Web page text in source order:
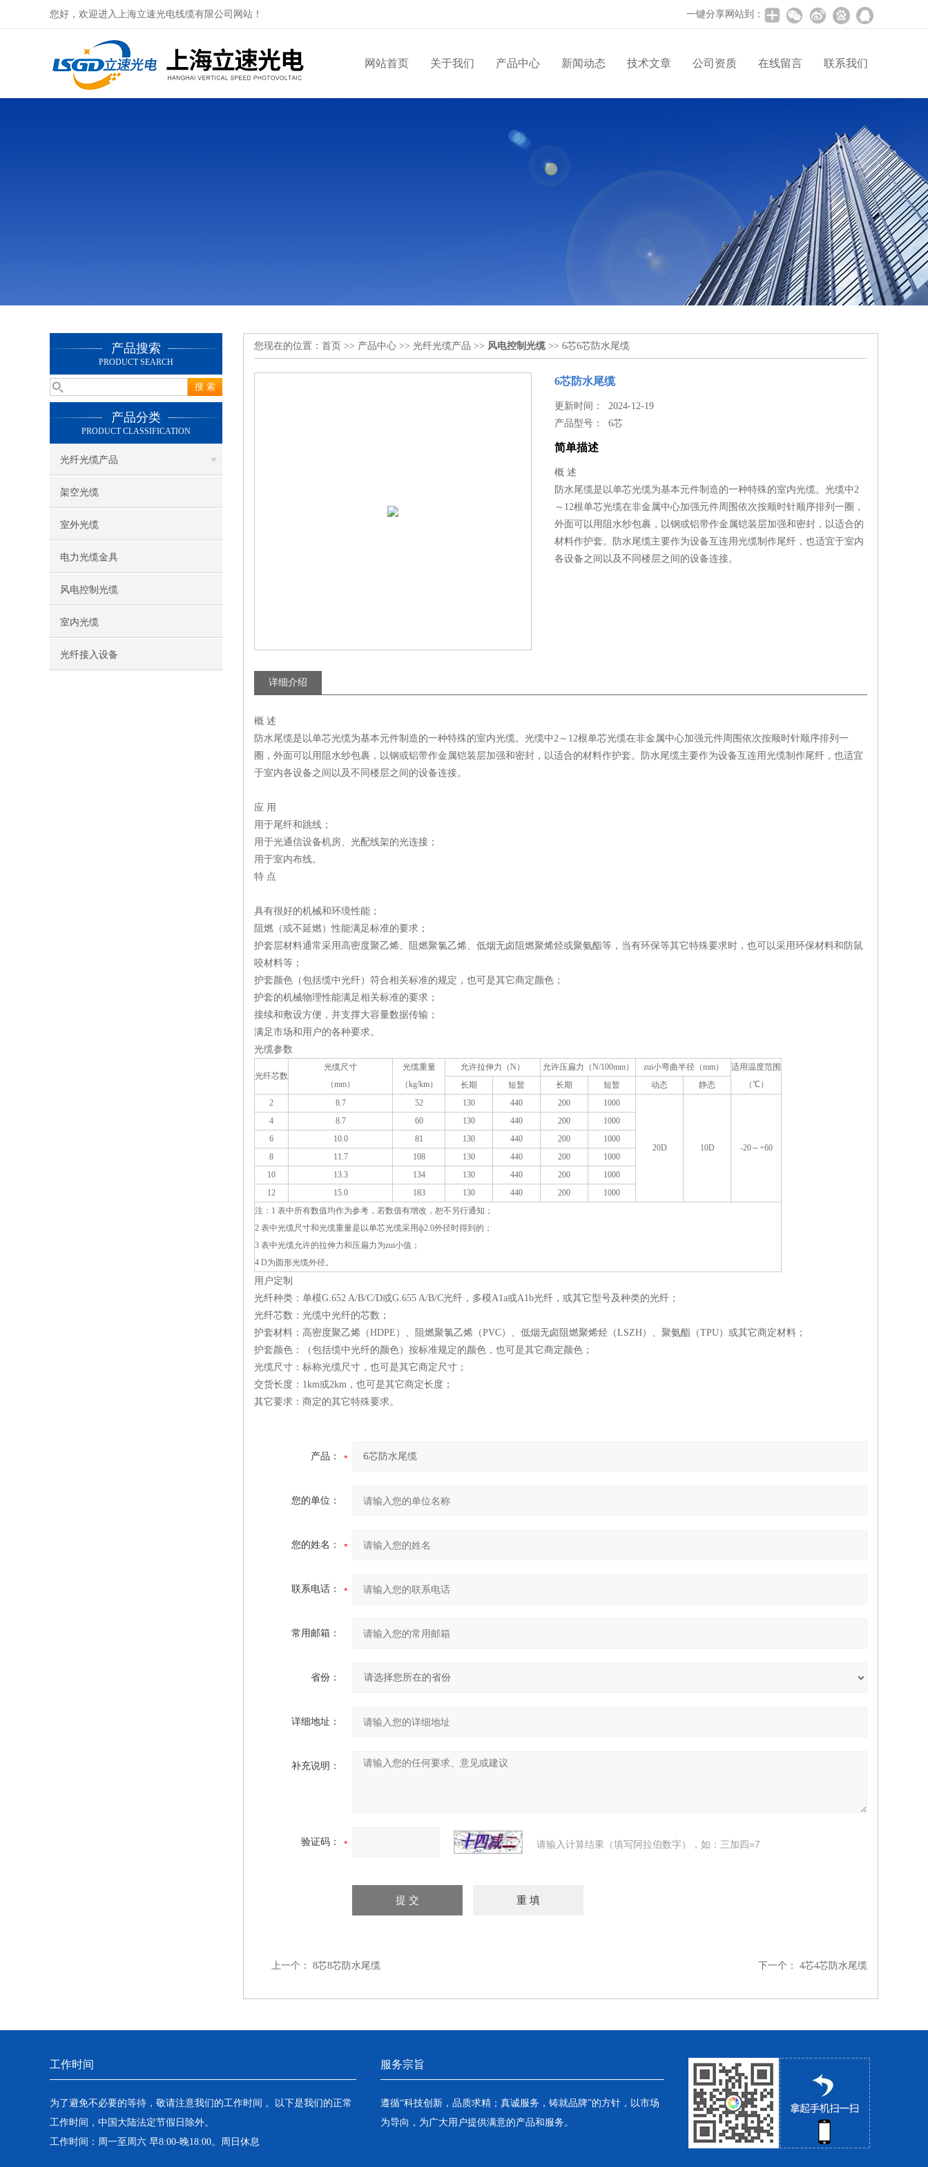
您好，欢迎进入上海立速光电线缆有限公司网站！ 一键分享网站到：
网站首页 关于我们 产品中心 新闻动态 技术文章 公司资质 在线留言 联系我们
产品搜索
PRODUCT SEARCH
产品分类
PRODUCT CLASSIFICATION
光纤光缆产品
架空光缆
室外光缆
电力光缆金具
风电控制光缆
室内光缆
光纤接入设备
您现在的位置： 首页 >> 产品中心 >> 光纤光缆产品 >> 风电控制光缆>> 6芯6芯防水尾缆
6芯防水尾缆
更新时间： 2024-12-19
产品型号：6芯
简单描述
概 述
防水尾缆是以单芯光缆为基本元件制造的一种特殊的室内光缆。光缆中2
～12根单芯光缆在非金属中心加强元件周围依次按顺时针顺序排列一圈，
外面可以用阻水纱包裹，以钢或铝带作金属铠装层加强和密封，以适合的
材料作护套。防水尾缆主要作为设备互连用光缆制作尾纤，也适宜于室内
各设备之间以及不同楼层之间的设备连接。
详细介绍
概 述
防水尾缆是以单芯光缆为基本元件制造的一种特殊的室内光缆。光缆中2～12根单芯光缆在非金属中心加强元件周围依次按顺时针顺序排列一
圈，外面可以用阻水纱包裹，以钢或铝带作金属铠装层加强和密封，以适合的材料作护套。防水尾缆主要作为设备互连用光缆制作尾纤，也适宜
于室内各设备之间以及不同楼层之间的设备连接。
应 用
用于尾纤和跳线；
用于光通信设备机房、光配线架的光连接；
用于室内布线。
特 点
具有很好的机械和环境性能；
阻燃（或不延燃）性能满足标准的要求；
护套层材料通常采用高密度聚乙烯、阻燃聚氯乙烯、低烟无卤阻燃聚烯烃或聚氨酯等，当有环保等其它特殊要求时，也可以采用环保材料和防鼠
咬材料等；
护套颜色（包括缆中光纤）符合相关标准的规定，也可是其它商定颜色；
护套的机械物理性能满足相关标准的要求；
接续和敷设方便，并支撑大容量数据传输；
满足市场和用户的各种要求。
光缆参数
光纤芯数
光缆尺寸
（mm）
光缆重量
（kg/km）
允许拉伸力（N） 允许压扁力（N/100mm） zui小弯曲半径（mm）
适用温度范围
（℃）
长期 短暂 长期 短暂 动态
静态
2
8.7 52 130 440 200 1000
20D 10D -20～+60
4 8.7 60 130 440 200
1000
6
10.0 81 130 440 200
1000
8
11.7 108 130 440 200
1000
10
13.3 134 130 440 200
1000
12
15.0 183 130 440 200
1000
注：1 表中所有数值均作为参考，若数值有增改，恕不另行通知；
2 表中光缆尺寸和光缆重量是以单芯光缆采用ф2.0外径时得到的；
3 表中光缆允许的拉伸力和压扁力为zui小值；
4 D为圆形光缆外径。
用户定制
光纤种类：单模G.652 A/B/C/D或G.655 A/B/C光纤，多模A1a或A1b光纤，或其它型号及种类的光纤；
光纤芯数：光缆中光纤的芯数；
护套材料：高密度聚乙烯（HDPE）、阻燃聚氯乙烯（PVC）、低烟无卤阻燃聚烯烃（LSZH）、聚氨酯（TPU）或其它商定材料；
护套颜色：（包括缆中光纤的颜色）按标准规定的颜色，也可是其它商定颜色；
光缆尺寸：标称光缆尺寸，也可是其它商定尺寸；
交货长度：1km或2km，也可是其它商定长度；
其它要求：商定的其它特殊要求。
产品：
您的单位：
您的姓名：
联系电话：
常用邮箱：
省份：
详细地址：
补充说明：
验证码： 请输入计算结果（填写阿拉伯数字），如：三加四=7
上一个： 8芯8芯防水尾缆 下一个： 4芯4芯防水尾缆
工作时间
为了避免不必要的等待，敬请注意我们的工作时间 。以下是我们的正常
工作时间，中国大陆法定节假日除外。
工作时间：周一至周六 早8:00-晚18:00。周日休息
服务宗旨
遵循“科技创新，品质求精；真诚服务，铸就品牌”的方针，以市场
为导向，为广大用户提供满意的产品和服务。